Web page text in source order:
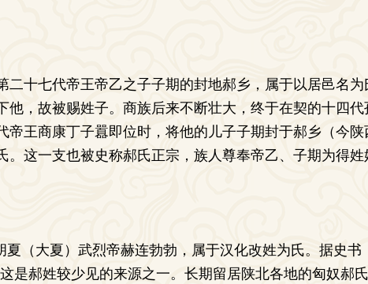
二十七代帝王帝乙之子子期的封地郝乡，属于以居邑名
他，故被赐姓子。商族后来不断壮大，终于在契的十四
帝王商康丁子囂即位时，将他的儿子子期封于郝乡（今
这一支也被史称郝氏正宗，族人尊奉帝乙、子期为得姓
（大夏）武烈帝赫连勃勃，属于汉化改姓为氏。据史书
是郝姓较少见的来源之一。长期留居陕北各地的匈奴